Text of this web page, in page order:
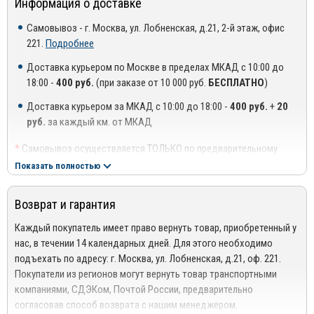
Дают возможность опускать стекла, независимо от погоды
за окном;
окружающей среды;
Невосприимчивость к ультрафиолетовому излучению;
Простота в установке;
Экологичность;
В производстве используются высококачественные
материалы от ведущих производителей в своей отрасли:
Оргстекло высшего качества, соответствует ГОСТ
Оригинальный 3М скотч производства Германия от
официального дистрибьютора 3М в России.
Самовывоз - г. Москва, ул. Лобненская, д.21, 2-й этаж, офис
221. Подробнее
Доставка курьером по Москве в пределах МКАД с 10:00 до
18:00 - 400 руб. (при заказе от 10 000 руб. БЕСПЛАТНО)
Доставка курьером за МКАД с 10:00 до 18:00 - 400 руб. + 20
руб. за каждый км. от МКАД
* Самовывоз осуществляется ТОЛЬКО по предварительному
согласованию с менеджером!
**Доставка осуществляется до подъезда, либо до ближайшего
проходная ТЦ или БЦ).
***Доставка до квартиры/офиса платная: + 100 руб. за заказ
весом до 10 кг., +200 руб. за заказ весом свыше 10 кг.
РЕГИОНАЛЬНАЯ ДОСТАВКА ПО РОССИИ, БЕЛАРУСИИ И
КАЗАХСТАНУ
Стоимость доставки от 1000 руб. рассчитывается
менеджером!
Показать полностью
Возврат и гарантия
Каждый покупатель имеет право вернуть товар, приобретенный у
нас, в течении 14 календарных дней. Для этого необходимо
подъехать по адресу: г. Москва, ул. Лобненская, д.21, оф. 221.
Покупатели из регионов могут вернуть товар транспортными
компаниями, СДЭКом, Почтой России, предварительно
согласовав способ возврата с нашим менеджером.